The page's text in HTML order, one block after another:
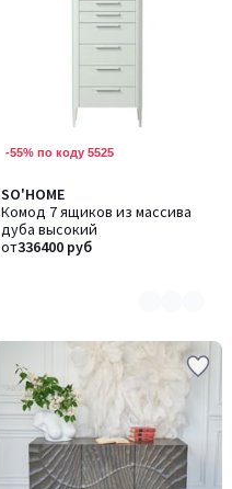
-55% по коду 5525
SO'HOME
Комод 7 ящиков из массива
дуба высокий
от336400 руб
Количество
цветов:
8